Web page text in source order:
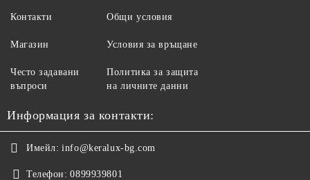
Контакти
Магазин
Често задавани
въпроси
Общи условия
Условия за връщане
Политика за защита
на личните данни
Информация за контакти:
Имейл: info@keralux-bg.com
Телефон: 0899939801